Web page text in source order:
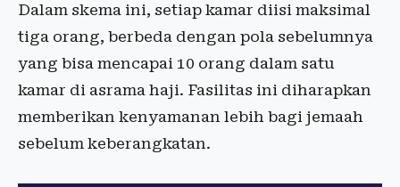
Dalam skema ini, setiap kamar diisi maksimal
tiga orang, berbeda dengan pola sebelumnya
yang bisa mencapai 10 orang dalam satu
kamar di asrama haji. Fasilitas ini diharapkan
memberikan kenyamanan lebih bagi jemaah
sebelum keberangkatan.